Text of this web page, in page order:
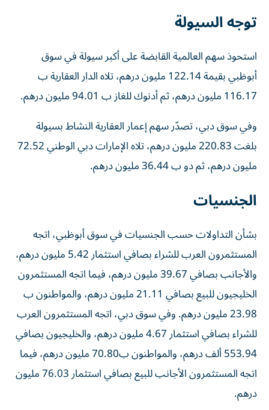
توجه السيولة
استحوذ سهم العالمية القابضة على أكبر سيولة في سوق
أبوظبي بقيمة 122.14 مليون درهم، تلاه الدار العقارية ب
116.17 مليون درهم، ثم أدنوك للغاز ب 94.01 مليون درهم.
وفي سوق دبي، تصدّر سهم إعمار العقارية النشاط بسيولة
بلغت 220.83 مليون درهم، تلاه الإمارات دبي الوطني 72.52
مليون درهم، ثم دو ب 36.44 مليون درهم.
الجنسيات
بشأن التداولات حسب الجنسيات في سوق أبوظبي، اتجه
المستثمرون العرب للشراء بصافي استثمار 5.42 مليون درهم،
والأجانب بصافي 39.67 مليون درهم، فيما اتجه المستثمرون
الخليجيون للبيع بصافي 21.11 مليون درهم، والمواطنون ب
23.98 مليون درهم. وفي سوق دبي، اتجه المستثمرون العرب
للشراء بصافي استثمار 4.67 مليون درهم، والخليجيون بصافي
553.94 ألف درهم، والمواطنون ب70.80 مليون درهم، فيما
اتجه المستثمرون الأجانب للبيع بصافي استثمار 76.03 مليون
درهم.